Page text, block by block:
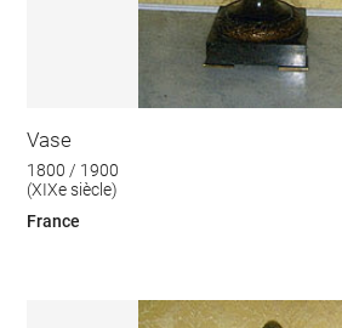
Vase
1800 / 1900
(XIXe siècle)
France